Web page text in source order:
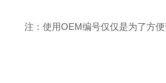
注：使用OEM编号仅仅是为了方